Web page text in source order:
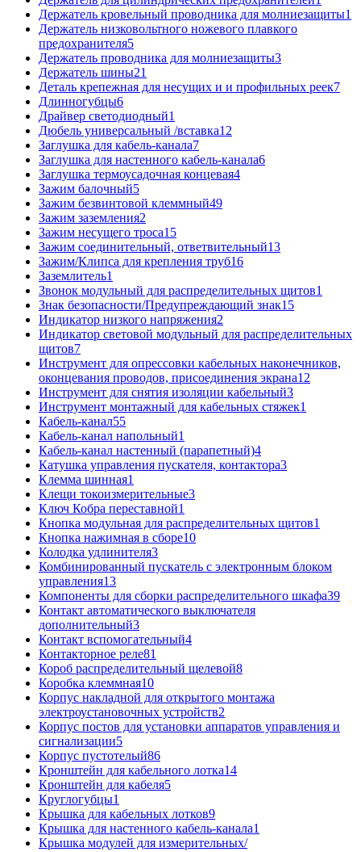
Держатель кровельный проводника для молниезащиты1
Держатель низковольтного ножевого плавкого
предохранителя5
Держатель проводника для молниезащиты3
Держатель шины21
Деталь крепежная для несущих и и профильных реек7
Длинногубцы6
Драйвер светодиодный1
Дюбель универсальный /вставка12
Заглушка для кабель-канала7
Заглушка для настенного кабель-канала6
Заглушка термоусадочная концевая4
Зажим балочный5
Зажим безвинтовой клеммный49
Зажим заземления2
Зажим несущего троса15
Зажим соединительный, ответвительный13
Зажим/Клипса для крепления труб16
Заземлитель1
Звонок модульный для распределительных щитов1
Знак безопасности/Предупреждающий знак15
Индикатор низкого напряжения2
Индикатор световой модульный для распределительных
щитов7
Инструмент для опрессовки кабельных наконечников,
оконцевания проводов, присоединения экрана12
Инструмент для снятия изоляции кабельный3
Инструмент монтажный для кабельных стяжек1
Кабель-канал55
Кабель-канал напольный1
Кабель-канал настенный (парапетный)4
Катушка управления пускателя, контактора3
Клемма шинная1
Клещи токоизмерительные3
Ключ Кобра переставной1
Кнопка модульная для распределительных щитов1
Кнопка нажимная в сборе10
Колодка удлинителя3
Комбинированный пускатель с электронным блоком
управления13
Компоненты для сборки распределительного шкафа39
Контакт автоматического выключателя
дополнительный3
Контакт вспомогательный4
Контакторное реле81
Короб распределительный щелевой8
Коробка клеммная10
Корпус накладной для открытого монтажа
электроустановочных устройств2
Корпус постов для установки аппаратов управления и
сигнализации5
Корпус пустотелый86
Кронштейн для кабельного лотка14
Кронштейн для кабеля5
Круглогубцы1
Крышка для кабельных лотков9
Крышка для настенного кабель-канала1
Крышка модулей для измерительных/